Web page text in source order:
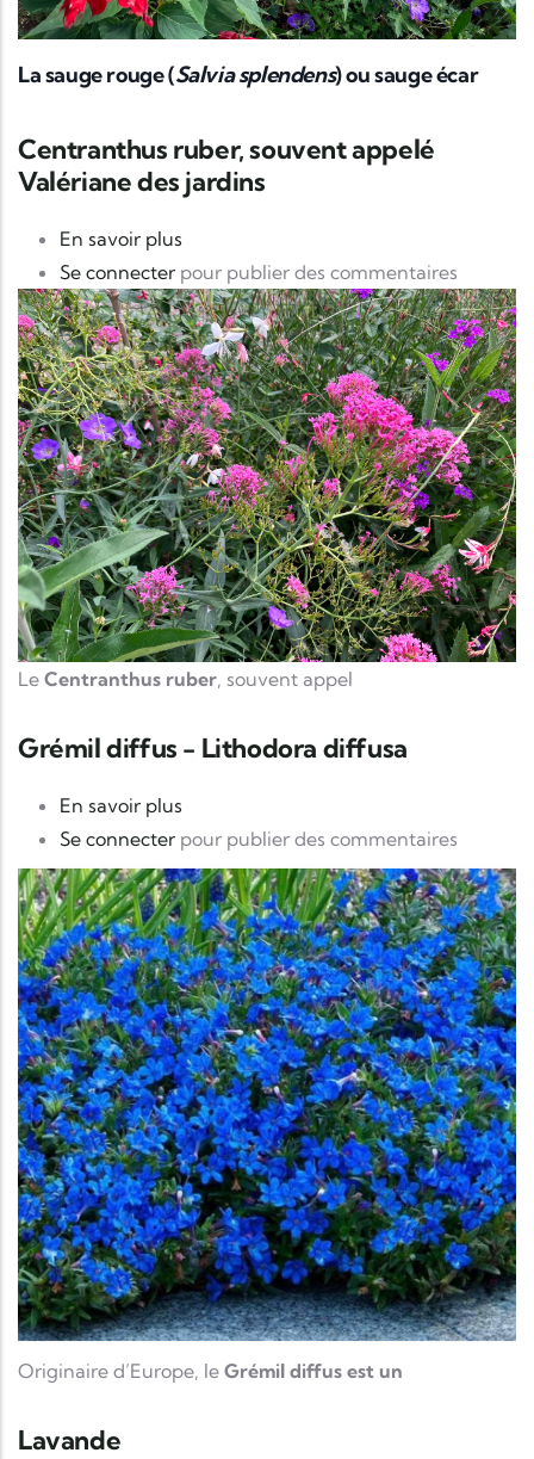
La sauge rouge (Salvia splendens) ou sauge écar
Centranthus ruber, souvent appelé
Valériane des jardins
En savoir plus
Se connecter pour publier des commentaires
Le Centranthus ruber, souvent appel
Grémil diffus - Lithodora diffusa
En savoir plus
Se connecter pour publier des commentaires
Originaire d’Europe, le Grémil diffus est un
Lavande